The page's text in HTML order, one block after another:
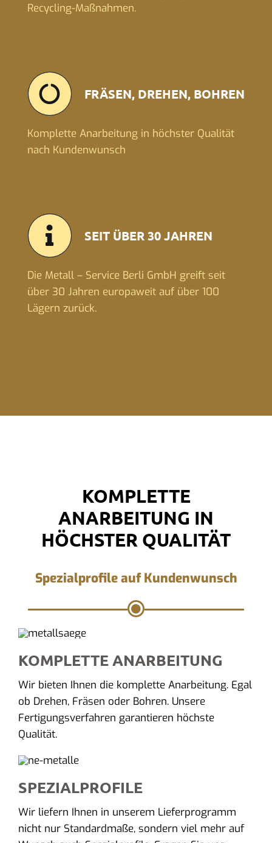
Recycling-Maßnahmen.
FRÄSEN, DREHEN, BOHREN
Komplette Anarbeitung in höchster Qualität
nach Kundenwunsch
SEIT ÜBER 30 JAHREN
Die Metall – Service Berli GmbH greift seit
über 30 Jahren europaweit auf über 100
Lägern zurück.
KOMPLETTE
ANARBEITUNG IN
HÖCHSTER QUALITÄT
Spezialprofile auf Kundenwunsch
KOMPLETTE ANARBEITUNG
Wir bieten Ihnen die komplette Anarbeitung. Egal
ob Drehen, Fräsen oder Bohren. Unsere
Fertigungsverfahren garantieren höchste
Qualität.
SPEZIALPROFILE
Wir liefern Ihnen in unserem Lieferprogramm
nicht nur Standardmaße, sondern viel mehr auf